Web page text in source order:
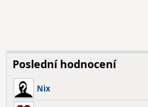
Poslední hodnocení
Nix